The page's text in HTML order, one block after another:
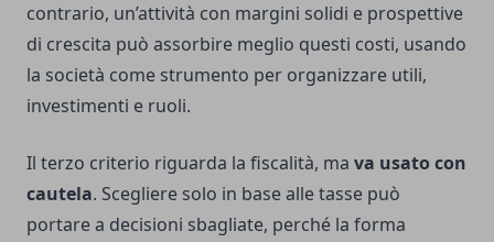
contrario, un’attività con margini solidi e prospettive
di crescita può assorbire meglio questi costi, usando
la società come strumento per organizzare utili,
investimenti e ruoli.
Il terzo criterio riguarda la fiscalità, ma va usato con
cautela. Scegliere solo in base alle tasse può
portare a decisioni sbagliate, perché la forma